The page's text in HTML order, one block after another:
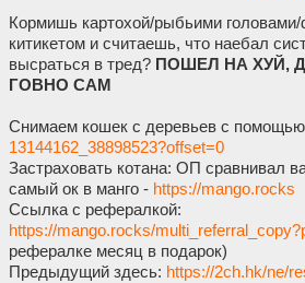
Кормишь картохой/рыбьими
китикетом и считаешь, что наебал
высраться в тред? ПОШЕЛ НА ХУЙ,
ГОВНО САМ
Снимаем кошек с деревьев с
13144162_38898523?offset=0
Застраховать котана: ОП сравнивал
самый ок в манго - https://mango.rocks
Ссылка с рефералкой:
https://mango.rocks/
рефералке месяц в подарок)
Предыдущий здесь: https://2ch.hk/ne/